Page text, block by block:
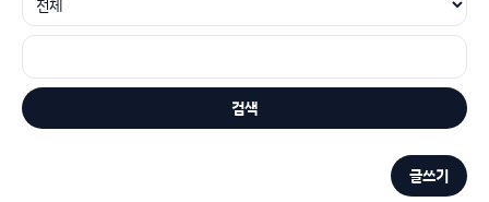
검색
글쓰기